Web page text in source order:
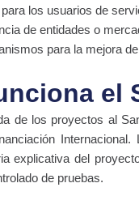
los usuarios de
de entidades o
para la mejora
el
de los proyectos al
explicativa del
de pruebas.